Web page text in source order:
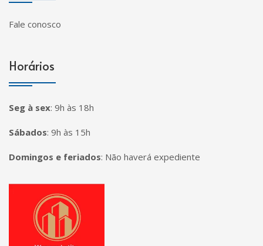
Fale conosco
Horários
Seg à sex: 9h às 18h
Sábados: 9h às 15h
Domingos e feriados: Não haverá expediente
Página inicial